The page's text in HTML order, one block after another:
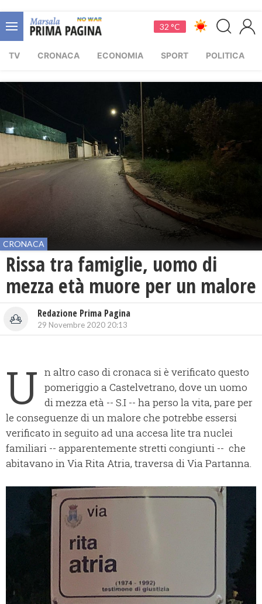
32 °C
TV CRONACA ECONOMIA SPORT POLITICA
CRONACA
Rissa tra famiglie, uomo di
mezza età muore per un malore
Redazione Prima Pagina
29 Novembre 2020 20:13
U n altro caso di cronaca si è verificato questo
pomeriggio a Castelvetrano, dove un uomo
di mezza età -- S.I -- ha perso la vita, pare per
le conseguenze di un malore che potrebbe essersi
verificato in seguito ad una accesa lite tra nuclei
familiari -- apparentemente stretti congiunti -- che
abitavano in Via Rita Atria, traversa di Via Partanna.